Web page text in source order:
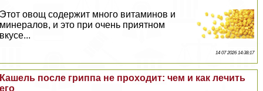
Этот овощ содержит много витаминов и
минералов, и это при очень приятном
вкусе...
14 07 2026 14:38:17
Кашель после гриппа не проходит: чем и как лечить
его